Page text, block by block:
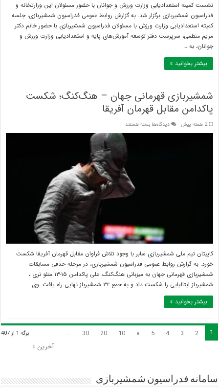
نشست کمیته استعدادیابی وزارت ورزش و جوانان با حضور مسئولان این وزارتخانه و
فدراسیون شمشیربازی برگزار شد. به گزارش روابط عمومی فدراسیون شمشیربازی، جلسه
کمیته استعدادیابی وزارت ورزش با مسئولان فدراسیون شمشیربازی با حضور خانم دکتر
مریم منظمی، سرپرست دفتر توسعه آموزش‌های پایه و استعدادیابی وزارت ورزش و
جوانان، به …
بیشتر بخوانید »
شمشیربازی قهرمانی جهان – هنگ‌کنگ؛ شکست
پاکدامن مقابل قهرمان آفریقا
2 هفته پیش دیدگاه‌هابرای
شمشیربازی
بسته هستند
کاپیتان تیم ملی شمشیربازی سابر با وجود تلاش فراوان مقابل قهرمان آفریقا شکست
خورد. به گزارش روابط عمومی فدراسیون شمشیربازی، در مرحله حذفی مسابقات
شمشیربازی قهرمانی جهان به میزبانی هنگ‌کنگ، علی پاکدامن ۱۵-۱۳ متئو نری ،
شمشیرباز ایتالیایی را شکست داد و به جمع ۳۲ شمشیرباز نهایی راه یافت. وی …
بیشتر بخوانید »
برگه 1 از 407 1
2
3
4
5
»
10
20
30
...
آخرین »
سامانه فدراسیون شمشیربازی